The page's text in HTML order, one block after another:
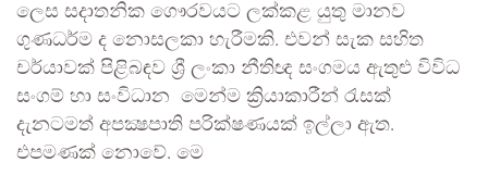
ලෙස සදාතනික ගෞරවයට ලක්කළ යුතු මානව
ගුණධර්ම ද නොසලකා හැරීමකි. එවන් සැක සහිත
චර්යාවක් පිළිබඳව ශ්‍රී ලංකා නීතිඥ සංගමය ඇතුළු විවිධ
සංගම් හා සංවිධාන මෙන්ම ක්‍රියාකාරීන් රැසක්
දැනටමත් අපක්‍ෂපාති පරික්ෂණයක් ඉල්ලා ඇත.
එපමණක් නොවේ. මෙ